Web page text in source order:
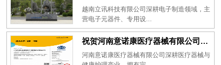
越南立讯科技有限公司深耕电子制造领域，主
营电子元器件、专用设...
祝贺河南意诺康医疗器械有限公司2026年一次性成功通过GMP认证
河南意诺康医疗器械有限公司深耕医疗器械与